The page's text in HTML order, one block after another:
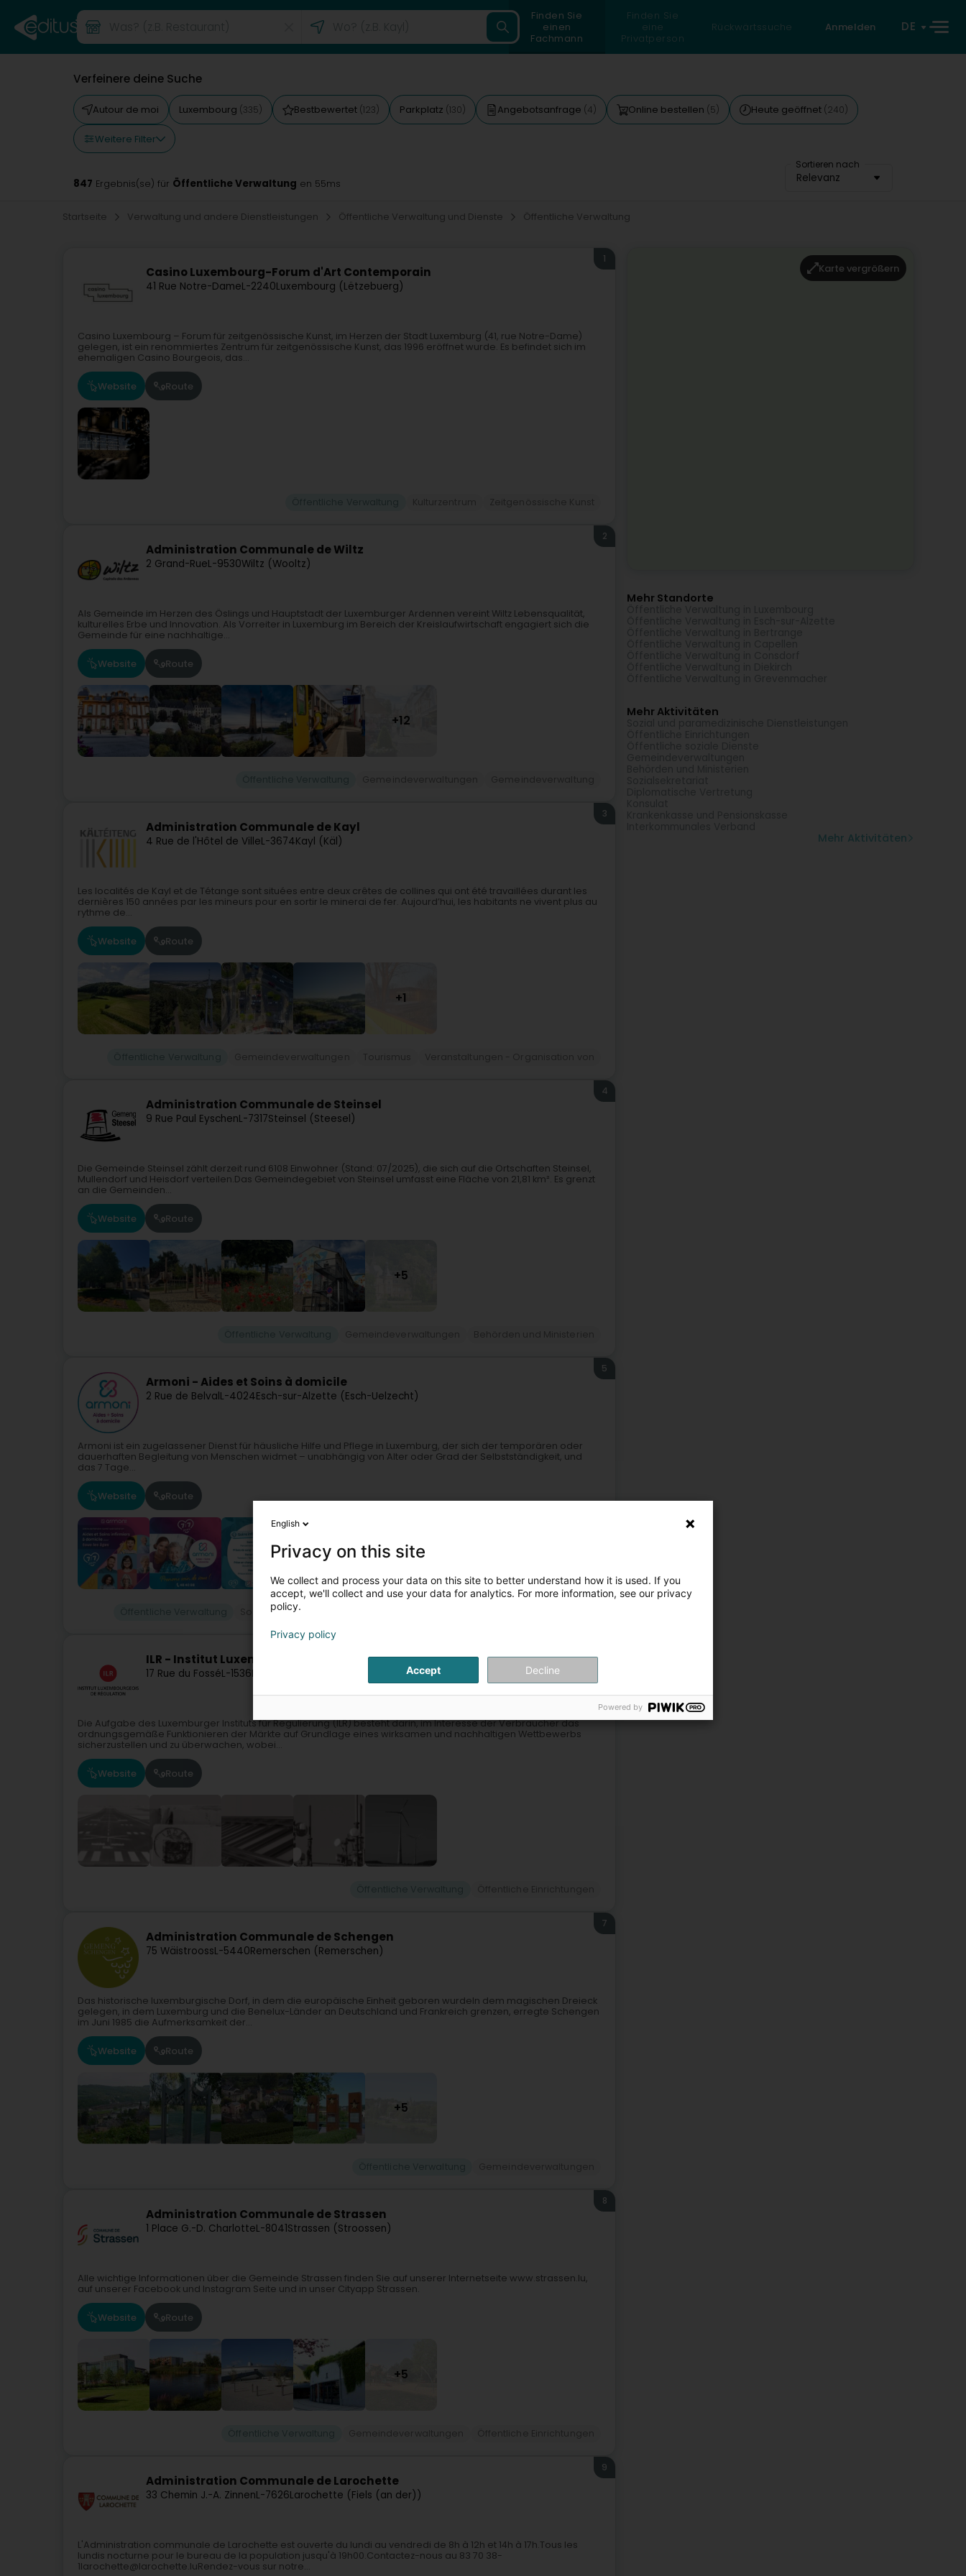
Finden Sie
einen
Fachmann
Finden Sie
eine
Privatperson
Rückwärtssuche Anmelden DE
Verfeinere deine Suche
Autour de moi Luxembourg (335) Bestbewertet (123) Parkplatz (130) Angebotsanfrage (4) Online bestellen (5) Heute geöffnet (240)
Weitere Filter
Sortieren nach
Relevanz
847 Ergebnis(se) für Öffentliche Verwaltung en 55ms
Startseite Verwaltung und andere Dienstleistungen Öffentliche Verwaltung und Dienste Öffentliche Verwaltung
Casino Luxembourg-Forum d'Art Contemporain
41 Rue Notre-DameL-2240Luxembourg (Lëtzebuerg)
1
Casino Luxembourg – Forum für zeitgenössische Kunst, im Herzen der Stadt Luxemburg (41, rue Notre-Dame)
gelegen, ist ein renommiertes Zentrum für zeitgenössische Kunst, das 1996 eröffnet wurde. Es befindet sich im
ehemaligen Casino Bourgeois, das...
Website Route
Administration Communale de Wiltz
2 Grand-RueL-9530Wiltz (Wooltz)
2
Als Gemeinde im Herzen des Öslings und Hauptstadt der Luxemburger Ardennen vereint Wiltz Lebensqualität,
kulturelles Erbe und Innovation. Als Vorreiter in Luxemburg im Bereich der Kreislaufwirtschaft engagiert sich die
Gemeinde für eine nachhaltige...
Website Route
+12
Administration Communale de Kayl
4 Rue de l'Hôtel de VilleL-3674Kayl (Käl)
3
Les localités de Kayl et de Tétange sont situées entre deux crêtes de collines qui ont été travaillées durant les
dernières 150 années par les mineurs pour en sortir le minerai de fer. Aujourd’hui, les habitants ne vivent plus au
rythme de...
Website Route
+1
Administration Communale de Steinsel
9 Rue Paul EyschenL-7317Steinsel (Steesel)
4
Die Gemeinde Steinsel zählt derzeit rund 6108 Einwohner (Stand: 07/2025), die sich auf die Ortschaften Steinsel,
Mullendorf und Heisdorf verteilen.Das Gemeindegebiet von Steinsel umfasst eine Fläche von 21,81 km². Es grenzt
an die Gemeinden...
Website Route
+5
Armoni - Aides et Soins à domicile
2 Rue de BelvalL-4024Esch-sur-Alzette (Esch-Uelzecht)
5
Armoni ist ein zugelassener Dienst für häusliche Hilfe und Pflege in Luxemburg, der sich der temporären oder
dauerhaften Begleitung von Menschen widmet – unabhängig von Alter oder Grad der Selbstständigkeit, und
das 7 Tage...
Website Route
+2
Sozial und paramedizinische Dienstleistungen
ILR - Institut Luxembourgeois de Régulation
17 Rue du FosséL-1536Luxembourg (Lëtzebuerg)
Die Aufgabe des Luxemburger Instituts für Regulierung (ILR) besteht darin, im Interesse der Verbraucher das
ordnungsgemäße Funktionieren der Märkte auf Grundlage eines wirksamen und nachhaltigen Wettbewerbs
sicherzustellen und zu überwachen, wobei...
Website Route
Administration Communale de Schengen
75 WäistroossL-5440Remerschen (Remerschen)
7
Das historische luxemburgische Dorf, in dem die europäische Einheit geboren wurdeIn dem magischen Dreieck
gelegen, in dem Luxemburg und die Benelux-Länder an Deutschland und Frankreich grenzen, erregte Schengen
im Juni 1985 die Aufmerksamkeit der...
Website Route
+5
Administration Communale de Strassen
1 Place G.-D. CharlotteL-8041Strassen (Stroossen)
8
Alle wichtige Informationen über die Gemeinde Strassen finden Sie auf unserer Internetseite www.strassen.lu,
auf unserer Facebook und Instagram Seite und in unser Cityapp Strassen.
Website Route
+5
Administration Communale de Larochette
33 Chemin J.-A. ZinnenL-7626Larochette (Fiels (an der))
9
L'Administration communale de Larochette est ouverte du lundi au vendredi de 8h à 12h et 14h à 17h.Tous les
lundis nocturne pour le bureau de la population jusqu'à 19h00.Contactez-nous au 83 70 38-
1larochette@larochette.luRendez-vous sur notre...
Karte vergrößern
Mehr Standorte
Mehr Aktivitäten
Mehr Aktivitäten
English
Privacy on this site
We collect and process your data on this site to better understand how it is used. If you
accept, we'll collect and use your data for analytics. For more information, see our privacy
policy.
Privacy policy
Accept Decline
Powered by